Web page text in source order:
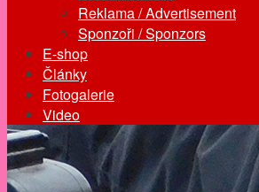
Reklama / Advertisement
Sponzoři / Sponzors
E-shop
Články
Fotogalerie
Video